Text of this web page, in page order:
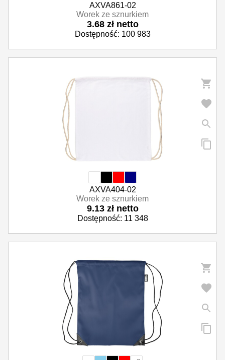
AXVA861-02
Worek ze sznurkiem
3.68 zł netto
Dostępność: 100 983
AXVA404-02
Worek ze sznurkiem
9.13 zł netto
Dostępność: 11 348